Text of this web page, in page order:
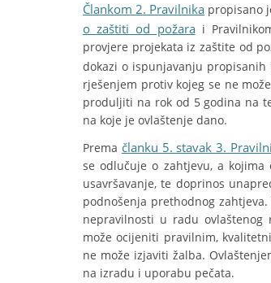
Člankom 2. Pravilnika propisano
o zaštiti od požarai
provjere projekata iz zaštite od
dokazi o ispunjavanju propisanih
rješenjem protiv kojeg se ne
produljiti na rok od 5 godina na
na koje je ovlaštenje dano.
Prema članku 5. stavak 3.
se odlučuje o zahtjevu, a
usavršavanje, te doprinos
podnošenja prethodnog
nepravilnosti u radu ovlaštenog
može ocijeniti pravilnim,
ne može izjaviti žalba.
na izradu i uporabu pečata.